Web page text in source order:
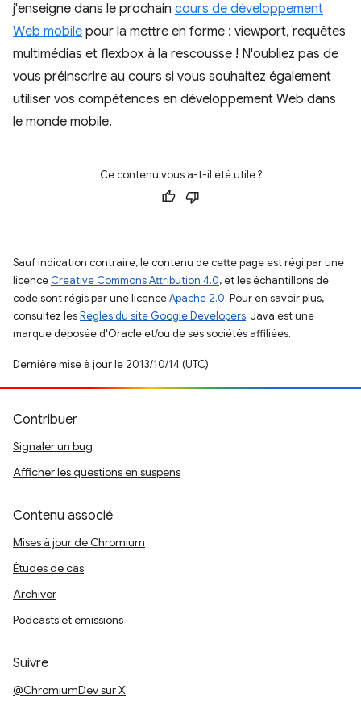
j'enseigne dans le prochain cours de développement
Web mobile pour la mettre en forme : viewport, requêtes
multimédias et flexbox à la rescousse ! N'oubliez pas de
vous préinscrire au cours si vous souhaitez également
utiliser vos compétences en développement Web dans
le monde mobile.
Ce contenu vous a-t-il été utile ?
Sauf indication contraire, le contenu de cette page est régi par une
licence Creative Commons Attribution 4.0, et les échantillons de
code sont régis par une licenceApache 2.0. Pour en savoir plus,
consultez lesRègles du site Google Developers. Java est une
marque déposée d'Oracle et/ou de ses sociétés affiliées.
Dernière mise à jour le 2013/10/14 (UTC).
Contribuer
Signaler un bug
Afficher les questions en suspens
Contenu associé
Mises à jour de Chromium
Études de cas
Archiver
Podcasts et émissions
Suivre
@ChromiumDev sur X